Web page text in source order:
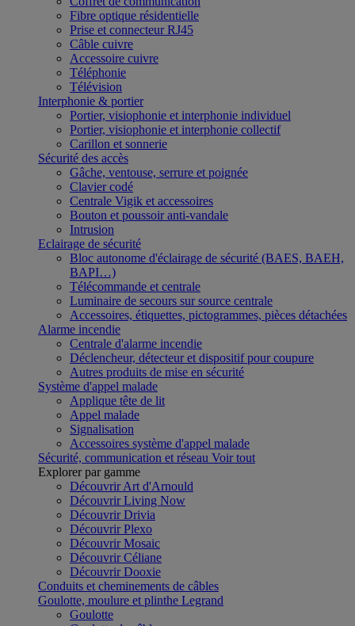
Fibre optique résidentielle
Prise et connecteur RJ45
Câble cuivre
Accessoire cuivre
Téléphonie
Télévision
Interphonie & portier
Portier, visiophonie et interphonie individuel
Portier, visiophonie et interphonie collectif
Carillon et sonnerie
Sécurité des accès
Gâche, ventouse, serrure et poignée
Clavier codé
Centrale Vigik et accessoires
Bouton et poussoir anti-vandale
Intrusion
Eclairage de sécurité
Bloc autonome d'éclairage de sécurité (BAES, BAEH,
BAPI…)
Télécommande et centrale
Luminaire de secours sur source centrale
Accessoires, étiquettes, pictogrammes, pièces détachées
Alarme incendie
Centrale d'alarme incendie
Déclencheur, détecteur et dispositif pour coupure
Autres produits de mise en sécurité
Système d'appel malade
Applique tête de lit
Appel malade
Signalisation
Accessoires système d'appel malade
Sécurité, communication et réseau Voir tout
Explorer par gamme
Découvrir Art d'Arnould
Découvrir Living Now
Découvrir Drivia
Découvrir Plexo
Découvrir Mosaic
Découvrir Céliane
Découvrir Dooxie
Conduits et cheminements de câbles
Goulotte, moulure et plinthe Legrand
Goulotte